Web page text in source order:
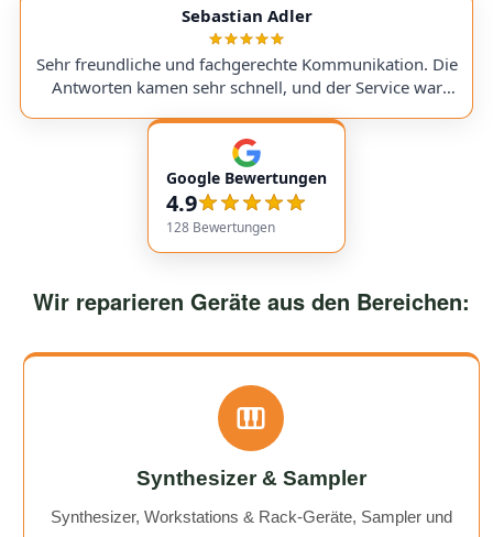
service with very transparent processes and pricing. I
sent in my Victory V4 Amp (Duchess). While waiting for
a replacement part, I was always kept fully informed. I
would use them again anytime!
Sebastian Adler
Sehr freundliche und fachgerechte Kommunikation. Die
Antworten kamen sehr schnell, und der Service war
empfehlenswert! Very friendly and professional
communication. Responses came very quickly, and the
service overall was extremely friendly and reliable.
Highly recommended!
Google Bewertungen
4.9
128 Bewertungen
Wir reparieren Geräte aus den Bereichen:
Synthesizer & Sampler
Synthesizer, Workstations & Rack-Geräte, Sampler und